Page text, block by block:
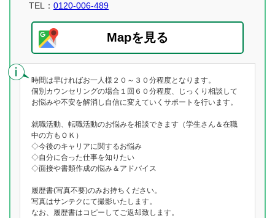
TEL： 0120-006-489
Mapを見る
時間は早ければお一人様２０～３０分程度となります。
個別カウンセリングの場合１回６０分程度、じっくり相談して
お悩みや不安を解消し自信に変えていくサポートを行います。
就職活動、転職活動のお悩みを相談できます（学生さん＆在職
中の方もＯＫ）
◇今後のキャリアに関するお悩み
◇自分に合った仕事を知りたい
◇面接や書類作成の悩み＆アドバイス
履歴書(写真不要)のみお持ちください。
写真はサンテクにて撮影いたします。
なお、履歴書はコピーしてご返却致します。